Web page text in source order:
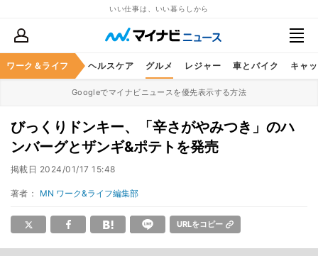
いい仕事は、いい暮らしから
ワーク＆ライフ
マネー 暮らし ヘルスケア グルメ レジャー 車とバイク キャ
Googleでマイナビニュースを優先表示する方法
びっくりドンキー、「辛さがやみつき」のハ
ンバーグとザンギ&ポテトを発売
掲載日 2024/01/17 15:48
著者： MN ワーク&ライフ編集部
URLをコピー